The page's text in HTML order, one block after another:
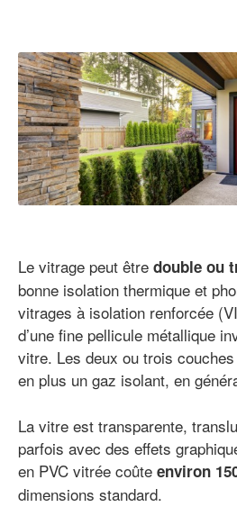
Le vitrage peut être double ou
bonne isolation thermique et
vitrages à isolation renforcée
d’une fine pellicule métallique
vitre. Les deux ou trois
en plus un gaz isolant, en
La vitre est transparente,
parfois avec des effets
en PVC vitrée coûte environ
dimensions standard.